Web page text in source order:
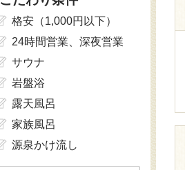
格安（1,000円以下）
24時間営業、深夜営業
サウナ
岩盤浴
露天風呂
家族風呂
源泉かけ流し